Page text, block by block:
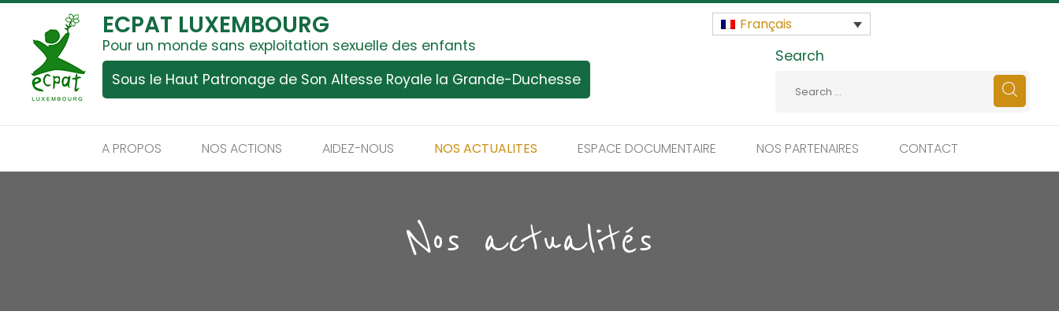
ECPAT LUXEMBOURG
Pour un monde sans exploitation sexuelle des enfants
Sous le Haut Patronage de Son Altesse Royale la Grande-Duchesse
Français
Search
A PROPOS NOS ACTIONS AIDEZ-NOUS NOS ACTUALITES ESPACE DOCUMENTAIRE NOS PARTENAIRES CONTACT
Nos actualités